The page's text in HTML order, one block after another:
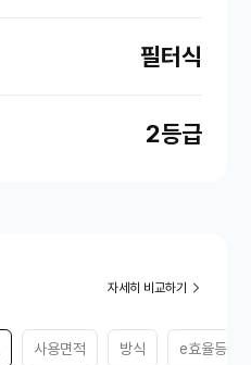
필터식
2등급
자세히 비교하기
사용면적 방식 e효율등급